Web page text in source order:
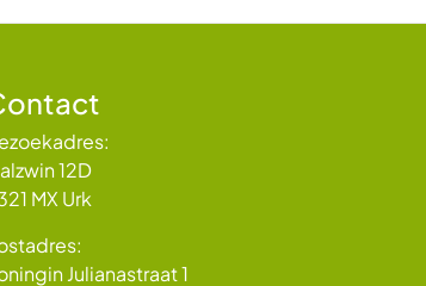
12D
MX Urk
Julianastraat 1